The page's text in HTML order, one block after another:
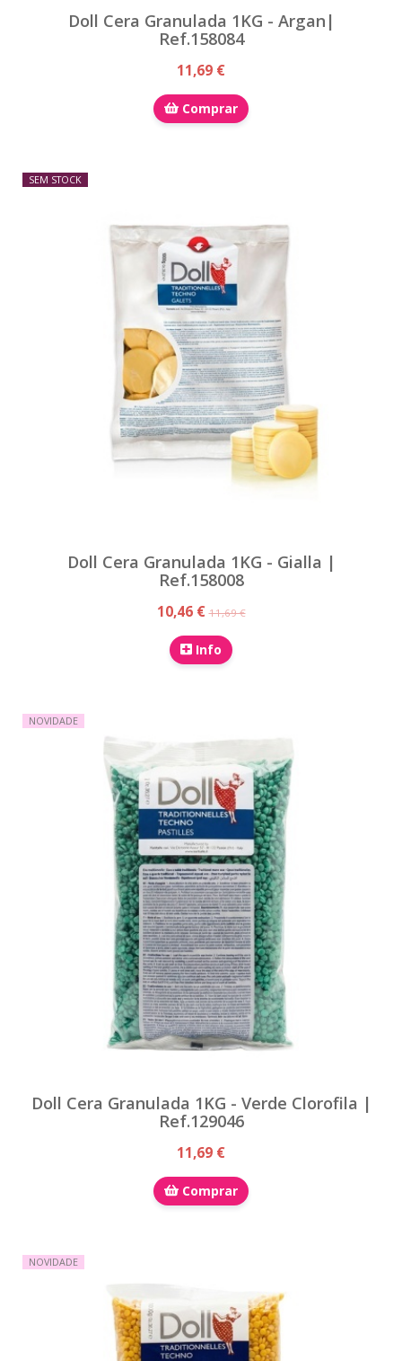
Doll Cera Granulada 1KG - Argan|
Ref.158084
11,69 €
Comprar
SEM STOCK
Doll Cera Granulada 1KG - Gialla |
Ref.158008
10,46 €11,69 €
Info
NOVIDADE
Doll Cera Granulada 1KG - Verde Clorofila |
Ref.129046
11,69 €
Comprar
NOVIDADE